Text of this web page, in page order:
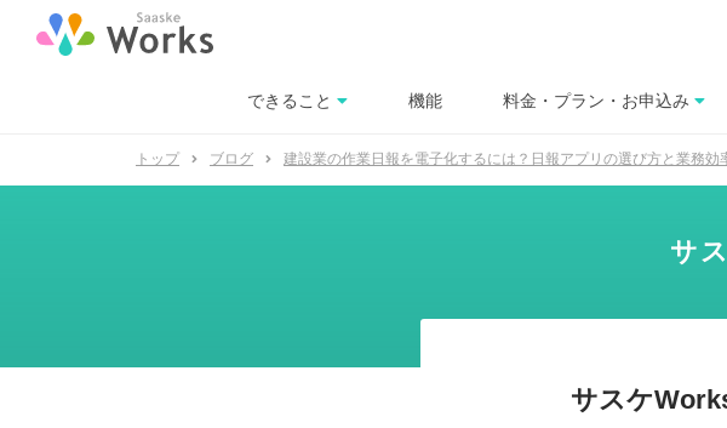
できること 機能 料金・プラン・お申込み
トップ ブログ 建設業の作業日報を電子化するには？日報アプリの選び方と業務効
サ
サスケ